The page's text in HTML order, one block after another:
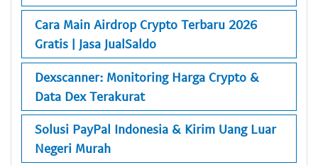
Cara Main Airdrop Crypto Terbaru 2026
Gratis | Jasa JualSaldo
Dexscanner: Monitoring Harga Crypto &
Data Dex Terakurat
Solusi PayPal Indonesia & Kirim Uang Luar
Negeri Murah